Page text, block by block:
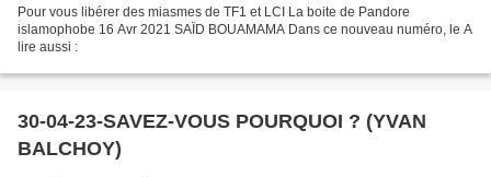
Pour vous libérer des miasmes de TF1 et LCI La boite de Pandore
islamophobe 16 Avr 2021 SAÏD BOUAMAMA Dans ce nouveau numéro, le A
lire aussi :
30-04-23-SAVEZ-VOUS POURQUOI ? (YVAN
BALCHOY)